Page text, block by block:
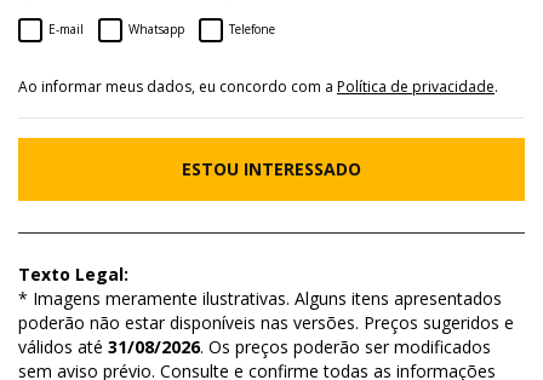
E-mail Whatsapp Telefone
Ao informar meus dados, eu concordo com a Política de privacidade.
ESTOU INTERESSADO
Texto Legal:
* Imagens meramente ilustrativas. Alguns itens apresentados
poderão não estar disponíveis nas versões. Preços sugeridos e
válidos até 31/08/2026. Os preços poderão ser modificados
sem aviso prévio. Consulte e confirme todas as informações